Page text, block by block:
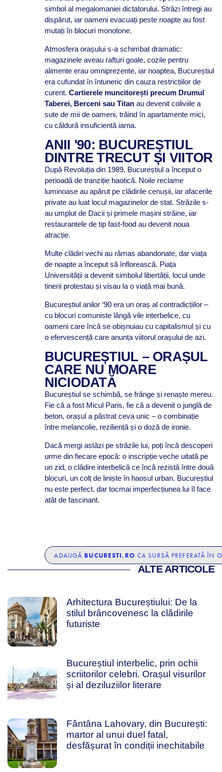
simbol al megalomaniei dictatorului. Străzi întregi au
dispărut, iar oameni evacuați peste noapte au fost
mutați în blocuri monotone.
Atmosfera orașului s-a schimbat dramatic:
magazinele aveau rafturi goale, cozile pentru
alimente erau omniprezente, iar noaptea, Bucureștiul
era cufundat în întuneric din cauza restricțiilor de
curent. Cartierele muncitorești precum Drumul
Taberei, Berceni sau Titanau devenit coliviile a
sute de mii de oameni, trăind în apartamente mici,
cu căldură insuficientă iarna.
ANII '90: BUCUREȘTIUL
DINTRE TRECUT ȘI VIITOR
După Revoluția din 1989, Bucureștiul a început o
perioadă de tranziție haotică. Noile reclame
luminoase au apărut pe clădirile cenușii, iar afacerile
private au luat locul magazinelor de stat. Străzile s-
au umplut de Dacii și primele mașini străine, iar
restaurantele de tip fast-food au devenit noua
atracție.
Multe clădiri vechi au rămas abandonate, dar viața
de noapte a început să înflorească. Piața
Universității a devenit simbolul libertății, locul unde
tinerii protestau și visau la o viață mai bună.
Bucureștiul anilor ‘90 era un oraș al contradicțiilor –
cu blocuri comuniste lângă vile interbelice, cu
oameni care încă se obișnuiau cu capitalismul și cu
o efervescență care anunța viitorul orașului de azi.
BUCUREȘTIUL – ORAȘUL
CARE NU MOARE
NICIODATĂ
Bucureștiul se schimbă, se frânge și renaște mereu.
Fie că a fost Micul Paris, fie că a devenit o junglă de
beton, orașul a păstrat ceva unic – o combinație
între melancolie, reziliență și o doză de ironie.
Dacă mergi astăzi pe străzile lui, poți încă descoperi
urme din fiecare epocă: o inscripție veche uitată pe
un zid, o clădire interbelică ce încă rezistă între două
blocuri, un colț de liniște în haosul urban. Bucureștiul
nu este perfect, dar tocmai imperfecțiunea lui îl face
atât de fascinant.
ADAUGĂ BUCURESTI.RO CA SURSĂ PREFERATĂ ÎN
ALTE ARTICOLE
Arhitectura Bucureștiului: De la
stilul brâncovenesc la clădirile
futuriste
Bucureștiul interbelic, prin ochii
scriitorilor celebri. Orașul visurilor
și al deziluziilor literare
Fântâna Lahovary, din București:
martor al unui duel fatal,
desfășurat în condiții inechitabile